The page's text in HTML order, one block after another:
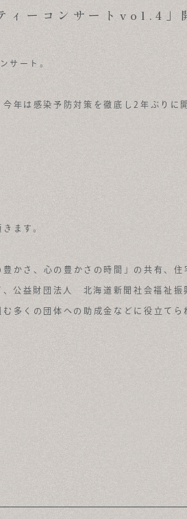
ィーコンサートvol.4」
サート。
年は感染予防対策を徹底し2年ぶりに
ます。
かさ、心の豊かさの時間」の共有、住
公益財団法人 北海道新聞社会福祉振
多くの団体への助成金などに役立てら